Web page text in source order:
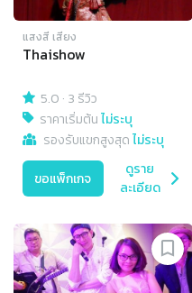
แสงสี เสียง
Thaishow
5.0 · 3 รีวิว
ราคาเริ่มต้นไม่ระบุ
รองรับแขกสูงสุดไม่ระบุ
ขอแพ็กเกจ
ดูราย
ละเอียด